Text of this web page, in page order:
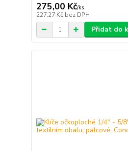
275,00 Kč/ks
227,27 Kč bez DPH
Přidat do